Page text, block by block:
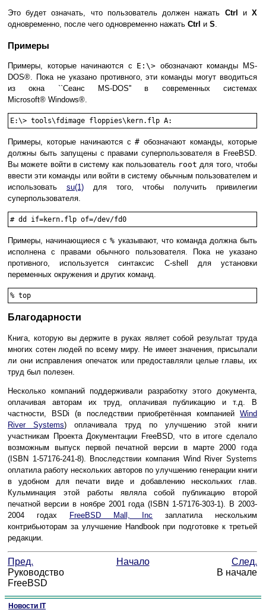
Это будет означать, что пользователь должен нажать Ctrl иX
одновременно, после чего одновременно нажать Ctrl и S.
Примеры
Примеры, которые начинаются с E:\> обозначают команды
MS-
DOS®. Пока не указано противного, эти команды могут вводиться
из окна ``Сеанс
MS-DOS'' в современных системах
Microsoft® Windows®.
E:\> tools\fdimage floppies\kern.flp A:
Примеры, которые начинаются с# обозначают команды, которые
должны быть запущены с правами суперпользователя в FreeBSD.
Вы можете войти в систему как пользователь root для того, чтобы
ввести эти команды или войти в систему обычным пользователем и
использовать su(1)для того, чтобы получить привилегии
суперпользователя.
# dd if=kern.flp of=/dev/fd0
Примеры, начинающиеся с% указывают, что команда должна быть
исполнена с правами обычного пользователя. Пока не указано
противного, используется синтаксис C-shell для установки
переменных окружения и других команд.
% top
Благодарности
Книга, которую вы держите в руках являет собой результат труда
многих сотен людей по всему миру. Не имеет значения, присылали
ли они исправления опечаток или предоставляли целые главы, их
труд был полезен.
Несколько компаний поддерживали разработку этого документа,
оплачивая авторам их труд, оплачивая публикацию и т.д. В
частности, BSDi (в последствии приобретённая компанией Wind
River Systems) оплачивала труд по улучшению этой книги
участникам Проекта Документации FreeBSD, что в итоге сделало
возможным выпуск первой печатной версии в марте 2000 года
(ISBN 1-57176-241-8). Впоследствии компания Wind River Systems
оплатила работу нескольких авторов по улучшению генерации книги
в удобном для печати виде и добавлению нескольких глав.
Кульминация этой работы являла собой публикацию второй
печатной версии в ноябре 2001 года (ISBN 1-57176-303-1). В 2003-
2004 годах
FreeBSD Mall, Inc заплатила нескольким
контрибьюторам за улучшение Handbook при подготовке к третьей
редакции.
Пред. Начало
След.
Руководство
FreeBSD
В начале
Новости IT